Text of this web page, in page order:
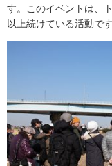
す。このイベントは、
以上続けている活動です